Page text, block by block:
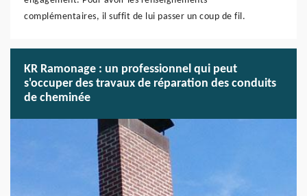
complémentaires, il suffit de lui passer un coup de fil.
KR Ramonage : un professionnel qui peut
s'occuper des travaux de réparation des conduits
de cheminée